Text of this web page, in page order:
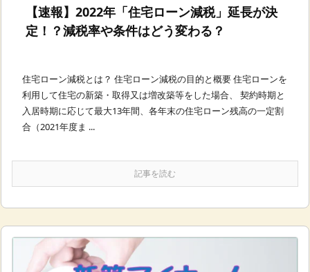
【速報】2022年「住宅ローン減税」延長が決
定！？減税率や条件はどう変わる？
住宅ローン減税とは？ 住宅ローン減税の目的と概要 住宅ローンを
利用して住宅の新築・取得又は増改築等をした場合、 契約時期と
入居時期に応じて最大13年間、各年末の住宅ローン残高の一定割
合（2021年度ま ...
記事を読む